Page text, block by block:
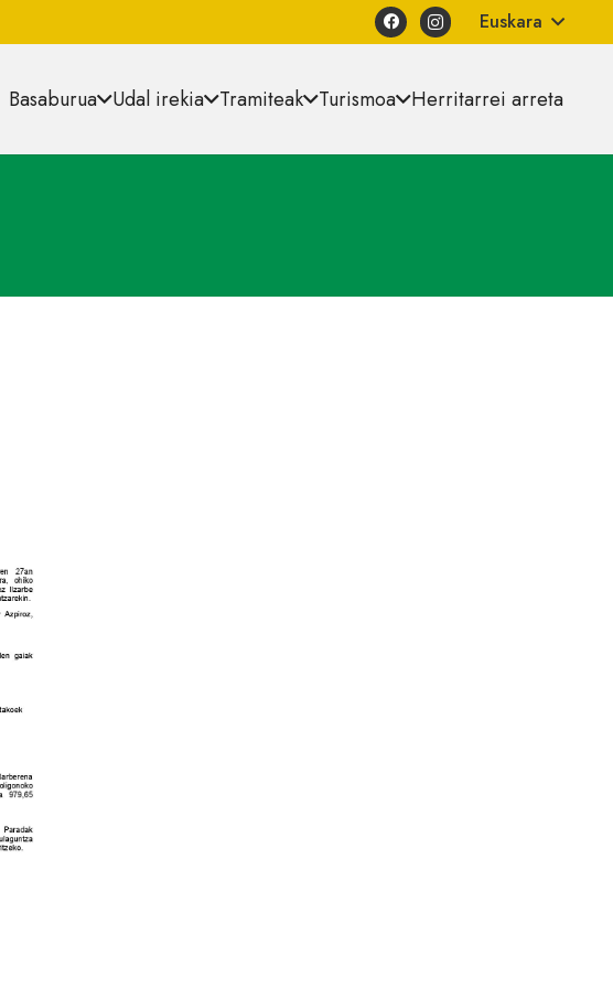
Euskara
Basaburua Udal irekia Tramiteak Turismoa Herritarrei arreta